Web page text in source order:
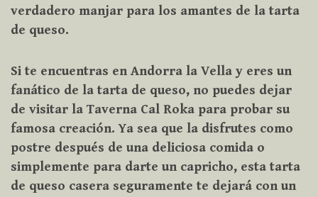
verdadero manjar para los amantes de la tarta
de queso.
Si te encuentras en Andorra la Vella y eres un
fanático de la tarta de queso, no puedes dejar
de visitar la Taverna Cal Roka para probar su
famosa creación. Ya sea que la disfrutes como
postre después de una deliciosa comida o
simplemente para darte un capricho, esta tarta
de queso casera seguramente te dejará con un